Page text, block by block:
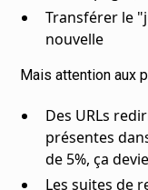
Transférer le
nouvelle
Mais attention aux
Des URLs
présentes
de 5%, ça
Les suites de